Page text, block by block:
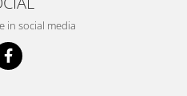
in social media